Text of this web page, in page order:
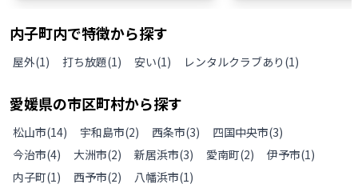
内子町内で特徴から探す
屋外(1) 打ち放題(1) 安い(1) レンタルクラブあり (1)
愛媛県の市区町村から探す
松山市(14) 宇和島市(2) 西条市(3) 四国中央市(3)
今治市(4) 大洲市(2) 新居浜市(3) 愛南町(2) 伊予市(1)
内子町(1) 西予市(2) 八幡浜市(1)